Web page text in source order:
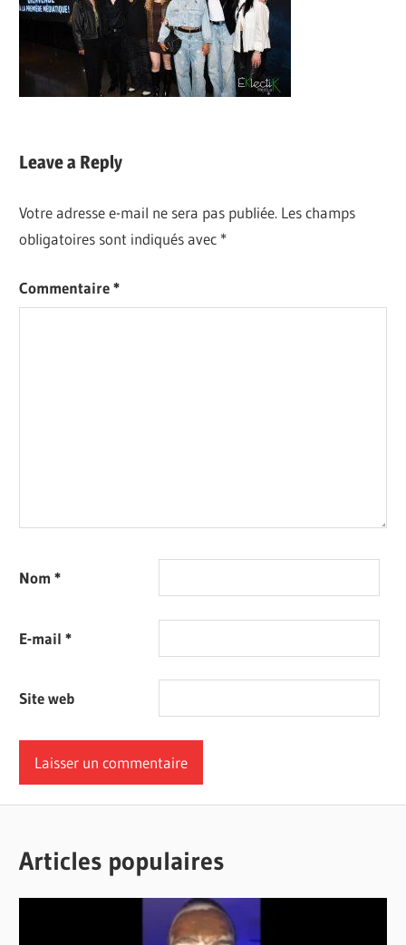
Leave a Reply
Votre adresse e-mail ne sera pas publiée. Les champs
obligatoires sont indiqués avec *
Commentaire*
Nom*
E-mail*
Site web
Articles populaires